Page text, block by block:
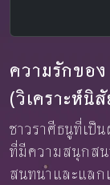
ความรักของ
(วิเคราะห์นิ
ชาวราศีธนูที่เป็
ที่มีความสนุกส
สนทนาและแลก